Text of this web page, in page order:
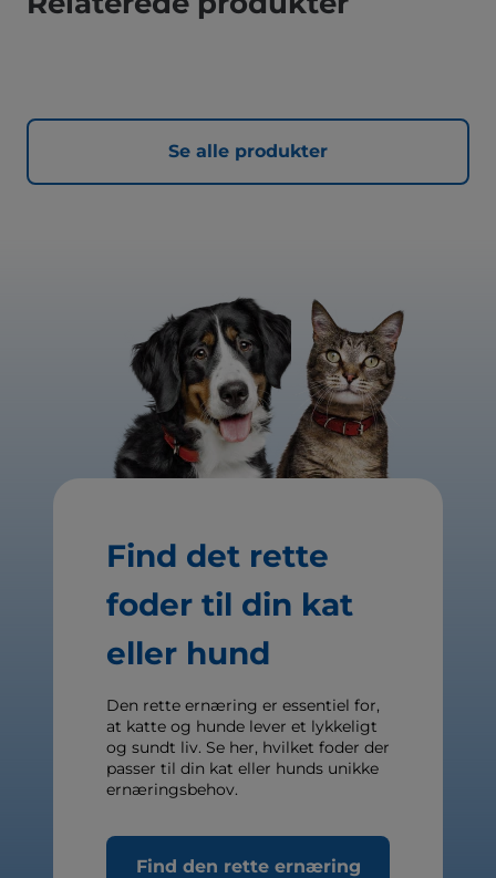
Se alle produkter
Find det rette
foder til din kat
eller hund
Den rette ernæring er essentiel for,
at katte og hunde lever et lykkeligt
og sundt liv. Se her, hvilket foder der
passer til din kat eller hunds unikke
ernæringsbehov.
Find den rette ernæring